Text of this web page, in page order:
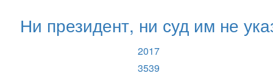
Ни президент, ни суд им не
2017
3539